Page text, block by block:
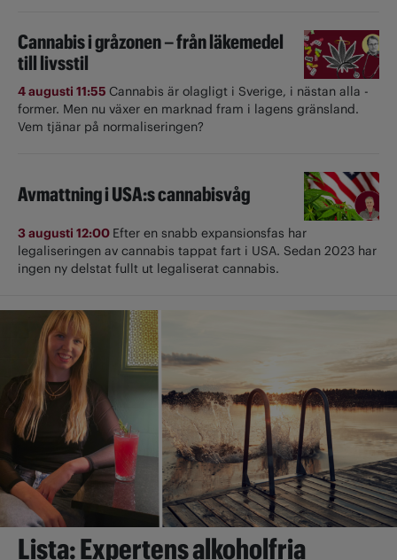
Cannabis i gråzonen – från läkemedel
till livsstil
4 augusti 11:55 Cannabis är olagligt i ­Sverige, i nästan alla ­
former. Men nu växer en marknad fram i lagens gränsland.
Vem tjänar på normaliseringen?
Avmattning i USA:s cannabisvåg
3 augusti 12:00 Efter en snabb expansionsfas har
legaliseringen av cannabis tappat fart i USA. Sedan 2023 har
ingen ny delstat fullt ut ­legaliserat cannabis.
Lista: Expertens alkoholfria